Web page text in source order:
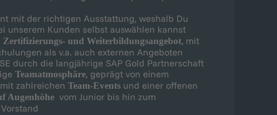
mit der richtigen Ausstattung, weshalb Du
unserem Kunden selbst auswählen kannst
Zertifizierungs- und Weiterbildungsangebot, mit
als v.a. auch externen Angeboten
durch die langjährige SAP Gold Partnerschaft
Teamatmosphäre, geprägt von einem
mit zahlreichen Team-Events und einer offenen
Augenhöhe vom Junior bis hin zum